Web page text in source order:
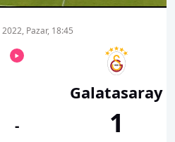
Pazar, 18:45
-
Galatasaray
1